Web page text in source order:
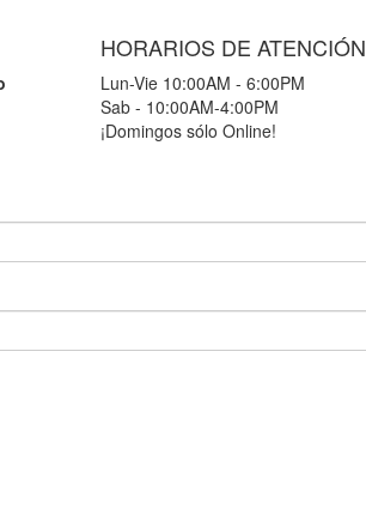
HORARIOS DE ATENCIÓN
Lun-Vie 10:00AM - 6:00PM
Sab - 10:00AM-4:00PM
¡Domingos sólo Online!